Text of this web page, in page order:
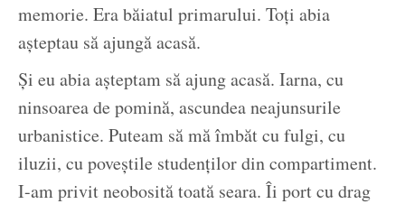
memorie. Era băiatul primarului. Toți abia
așteptau să ajungă acasă.
Și eu abia așteptam să ajung acasă. Iarna, cu
ninsoarea de pomină, ascundea neajunsurile
urbanistice. Puteam să mă îmbăt cu fulgi, cu
iluzii, cu poveștile studenților din compartiment.
I-am privit neobosită toată seara. Îi port cu drag